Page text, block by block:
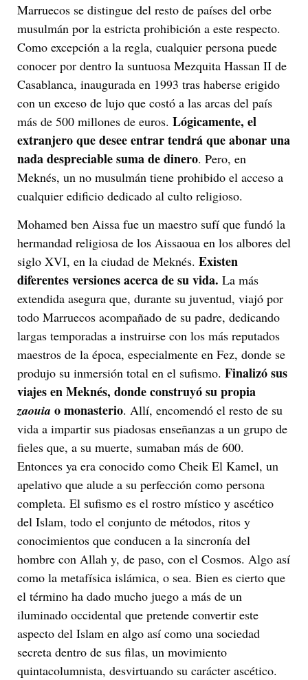
Marruecos se distingue del resto de países del orbe
musulmán por la estricta prohibición a este respecto.
Como excepción a la regla, cualquier persona puede
conocer por dentro la suntuosa Mezquita Hassan II de
Casablanca, inaugurada en 1993 tras haberse erigido
con un exceso de lujo que costó a las arcas del país
más de 500 millones de euros. Lógicamente, el
extranjero que desee entrar tendrá que abonar una
nada despreciable suma de dinero. Pero, en
Meknés, un no musulmán tiene prohibido el acceso a
cualquier edificio dedicado al culto religioso.
Mohamed ben Aissa fue un maestro sufí que fundó la
hermandad religiosa de los Aissaoua en los albores del
siglo XVI, en la ciudad de Meknés. Existen
diferentes versiones acerca de su vida. La más
extendida asegura que, durante su juventud, viajó por
todo Marruecos acompañado de su padre, dedicando
largas temporadas a instruirse con los más reputados
maestros de la época, especialmente en Fez, donde se
produjo su inmersión total en el sufismo. Finalizó sus
viajes en Meknés, donde construyó su propia
zaouia o monasterio. Allí, encomendó el resto de su
vida a impartir sus piadosas enseñanzas a un grupo de
fieles que, a su muerte, sumaban más de 600.
Entonces ya era conocido como Cheik El Kamel, un
apelativo que alude a su perfección como persona
completa. El sufismo es el rostro místico y ascético
del Islam, todo el conjunto de métodos, ritos y
conocimientos que conducen a la sincronía del
hombre con Allah y, de paso, con el Cosmos. Algo así
como la metafísica islámica, o sea. Bien es cierto que
el término ha dado mucho juego a más de un
iluminado occidental que pretende convertir este
aspecto del Islam en algo así como una sociedad
secreta dentro de sus filas, un movimiento
quintacolumnista, desvirtuando su carácter ascético.